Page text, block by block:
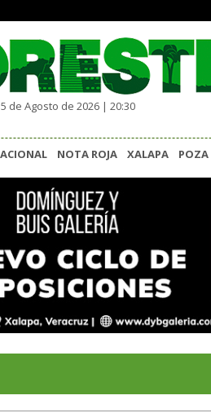
5 de Agosto de 2026 | 20:30
NOTA ROJA XALAPA POZA